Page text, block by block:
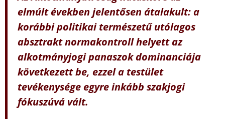
elmúlt években jelentősen átalakult: a
korábbi politikai természetű utólagos
absztrakt normakontroll helyett az
alkotmányjogi panaszok dominanciája
következett be, ezzel a testület
tevékenysége egyre inkább szakjogi
fókuszúvá vált.